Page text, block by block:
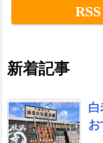
RSS
新着記事
白